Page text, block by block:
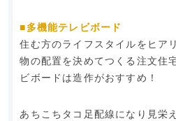
■多機能テレビボード
住む方のライフスタイルをヒア
物の配置を決めてつくる注文住
ビボードは造作がおすすめ！
あちこちタコ足配線になり見栄